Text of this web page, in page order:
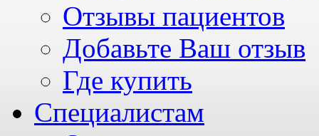
Отзывы пациентов
Добавьте Ваш отзыв
Где купить
Специалистам